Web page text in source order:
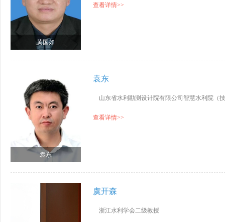
黄国如
查看详情>>
袁东
袁东
山东省水利勘测设计院有限公司智慧水利院（
查看详情>>
虞开森
浙江水利学会二级教授